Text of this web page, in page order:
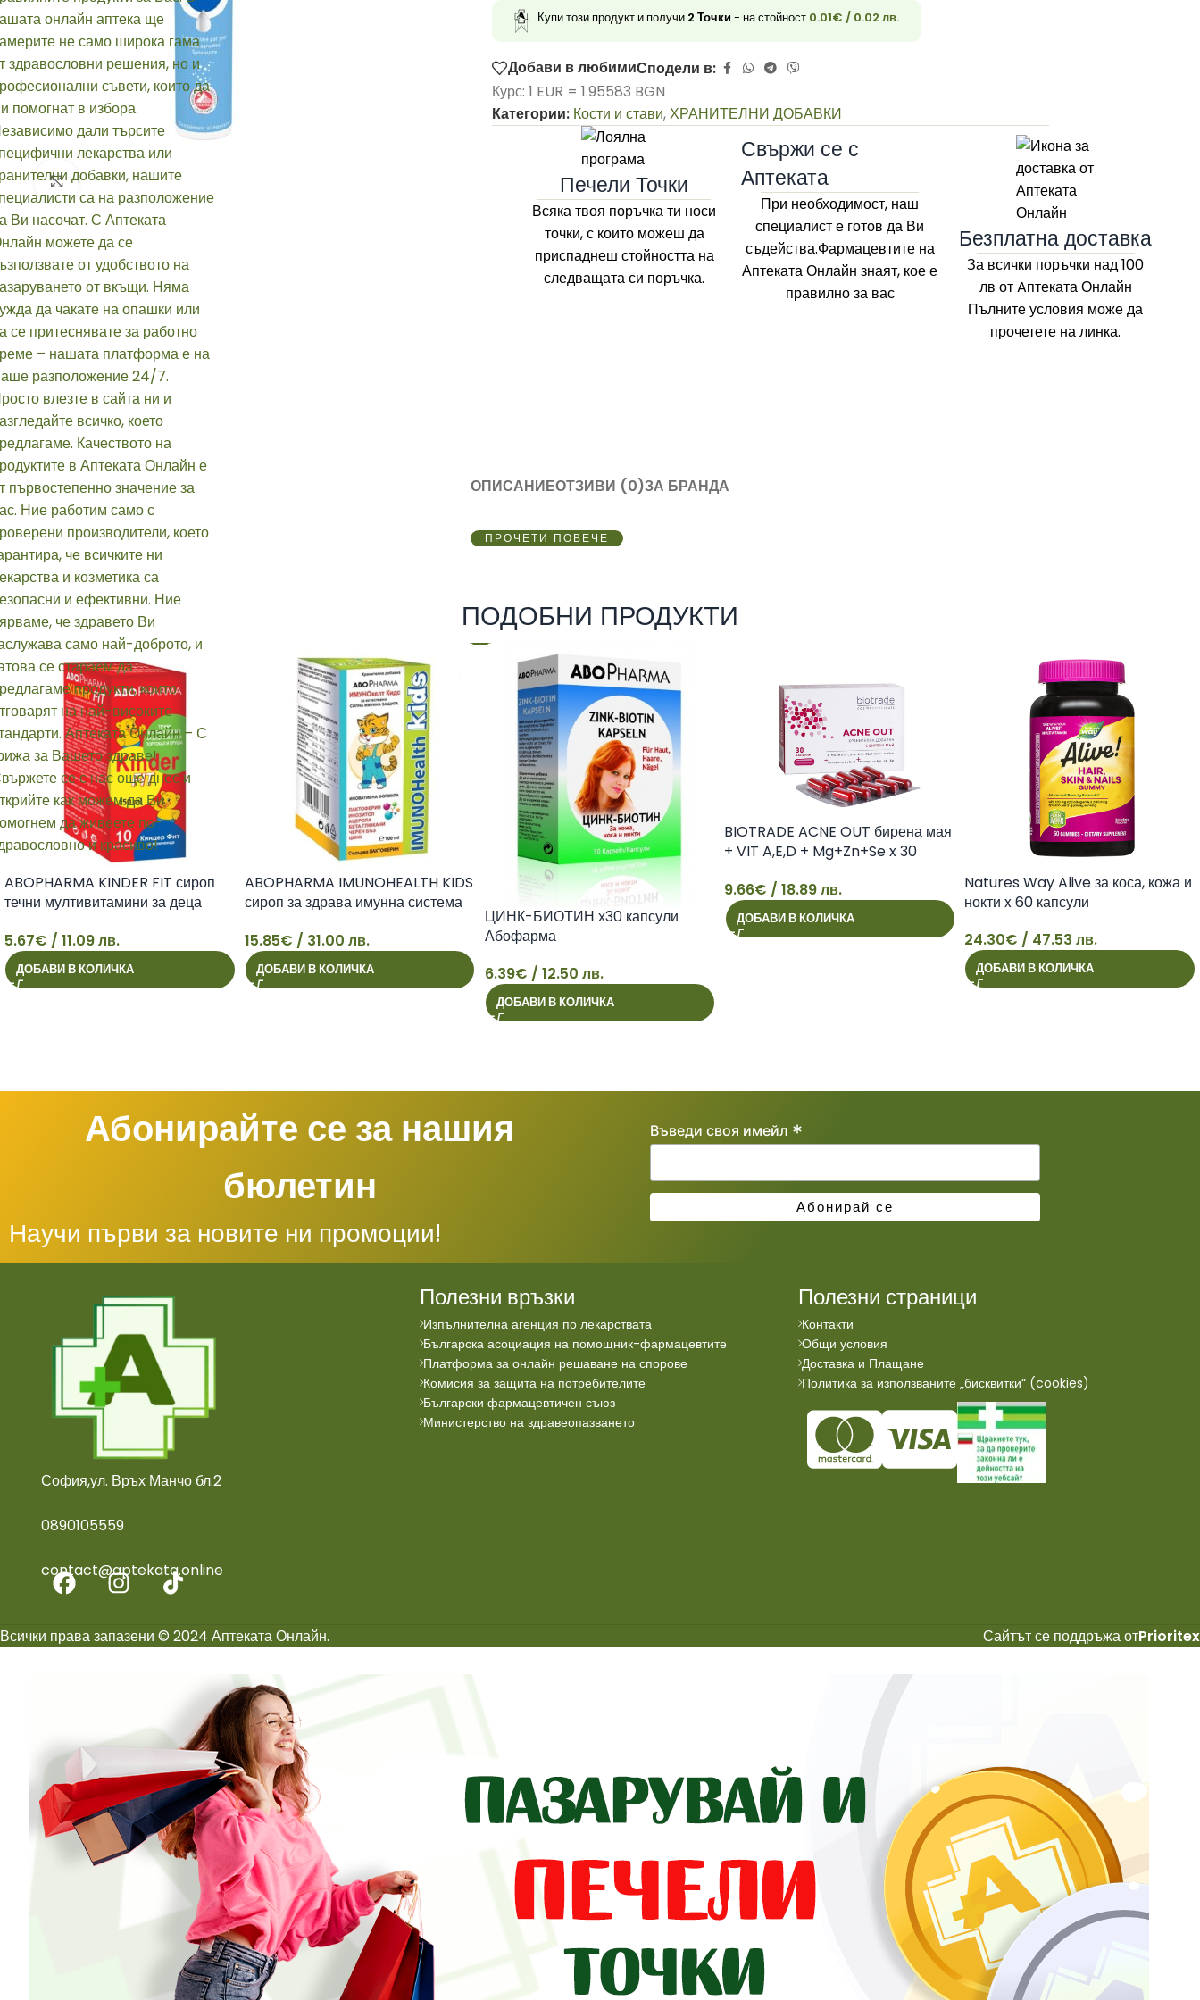
Click to enlarge
Купи този продукт и получи 2 Точки- на стойност 0.01€ / 0.02 лв.
Добави в любимиСподели в:
Курс: 1 EUR = 1.95583 BGN
Категории: Кости и стави,ХРАНИТЕЛНИ ДОБАВКИ
Печели Точки
Всяка твоя поръчка ти носи
точки, с които можеш да
приспаднеш стойността на
следващата си поръчка.
Свържи се с
Аптеката
При необходимост, наш
специалист е готов да Ви
съдейства.Фармацевтите на
Аптеката Онлайн знаят, кое е
правилно за вас
Безплатна доставка
За всички поръчки над 100
лв от Aптеката Онлайн
Пълните условия може да
прочетете на линка.
ОПИСАНИЕОТЗИВИ (0)ЗА БРАНДА
ПРОЧЕТИ ПОВЕЧЕ
ПОДОБНИ ПРОДУКТИ
ABOPHARMA KINDER FIT сироп
течни мултивитамини за деца
5.67€ / 11.09 лв.
ДОБАВИ В КОЛИЧКА
ABOPHARMA IMUNOHEALTH KIDS
сироп за здрава имунна система
15.85€ / 31.00 лв.
ДОБАВИ В КОЛИЧКА
ЦИНК-БИОТИН х30 капсули
Абофарма
6.39€ / 12.50 лв.
ДОБАВИ В КОЛИЧКА
BIOTRADE ACNE OUT бирена мая
+ VIT A,E,D + Mg+Zn+Se x 30
9.66€ / 18.89 лв.
ДОБАВИ В КОЛИЧКА
Natures Way Alive за коса, кожа и
нокти x 60 капсули
24.30€ / 47.53 лв.
ДОБАВИ В КОЛИЧКА
Абонирайте се за нашия
бюлетин
Научи първи за новите ни промоции!
Въведи своя имейл *
София,ул. Връх Манчо бл.2
0890105559
contact@aptekata.online
Полезни връзки
Изпълнителна агенция по лекарствата
Българска асоциация на помощник-фармацевтите
Платформа за онлайн решаване на спорове
Комисия за защита на потребителите
Български фармацевтичен съюз
Министерство на здравеопазването
Полезни страници
Контакти
Общи условия
Доставка и Плащане
Политика за използваните „бисквитки“ (cookies)
Всички права запазени © 2024 Аптеката Онлайн. Сайтът се поддръжа отPrioritex